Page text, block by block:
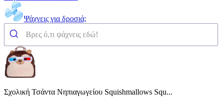
Ψάχνεις για δροσιά;
Σχολική Τσάντα Νηπιαγωγείου Squishmallows Squ...